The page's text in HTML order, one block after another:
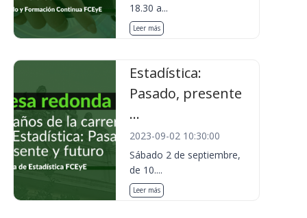
18.30 a...
Leer más
Estadística:
Pasado, presente
...
2023-09-02 10:30:00
Sábado 2 de septiembre,
de 10....
Leer más